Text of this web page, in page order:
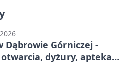
Dąbrowie Górniczej -
dyżury, apteka